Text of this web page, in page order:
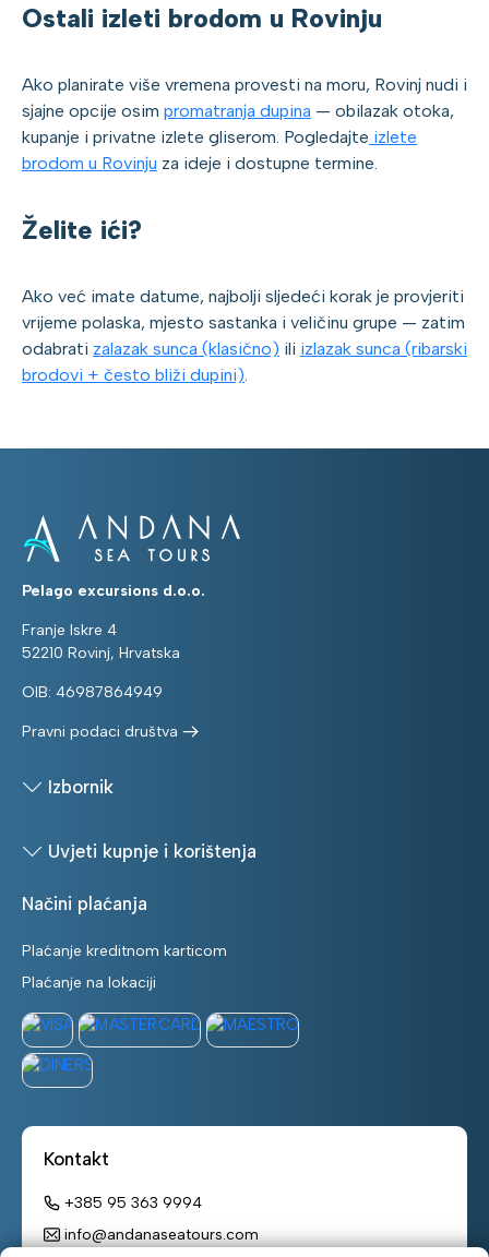
Ostali izleti brodom u Rovinju
Ako planirate više vremena provesti na moru, Rovinj nudi i
sjajne opcije osim promatranja dupina — obilazak otoka,
kupanje i privatne izlete gliserom. Pogledajte izlete
brodom u Rovinju za ideje i dostupne termine.
Želite ići?
Ako već imate datume, najbolji sljedeći korak je provjeriti
vrijeme polaska, mjesto sastanka i veličinu grupe — zatim
odabrati zalazak sunca (klasično) ili izlazak sunca (ribarski
brodovi + često bliži dupini)
Pelago excursions d.o.o.
Franje Iskre 4
52210 Rovinj, Hrvatska
OIB: 46987864949
Pravni podaci društva
Izbornik
Uvjeti kupnje i korištenja
Načini plaćanja
Plaćanje kreditnom karticom
Plaćanje na lokaciji
Kontakt
+385 95 363 9994
info@andanaseatours.com